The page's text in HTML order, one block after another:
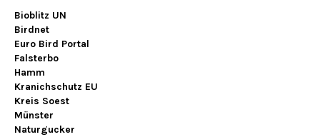
Bioblitz UN
Birdnet
Euro Bird Portal
Falsterbo
Hamm
Kranichschutz EU
Kreis Soest
Münster
Naturgucker